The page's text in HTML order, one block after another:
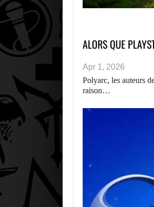
ALORS QUE
Apr 1, 2026
Polyarc, les auteurs
raison…